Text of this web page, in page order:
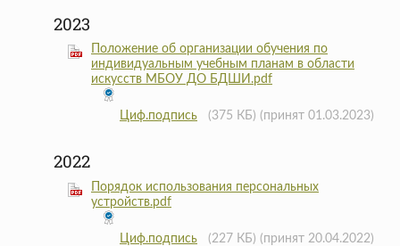
2023
Положение об организации обучения по
индивидуальным учебным планам в области
искусств МБОУ ДО БДШИ.pdf
Циф.подпись (375 КБ) (принят 01.03.2023)
2022
Порядок использования персональных
устройств.pdf
Циф.подпись (227 КБ) (принят 20.04.2022)